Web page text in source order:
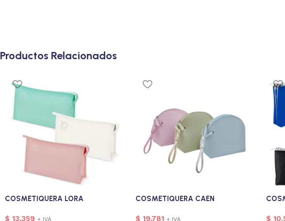
Productos Relacionados
COSMETIQUERA LORA
$ 13.359 + IVA
COSMETIQUERA CAEN
$ 19.781 + IVA $